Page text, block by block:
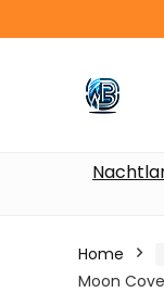
Home
Moon